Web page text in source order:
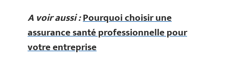
A voir aussi :Pourquoi choisir une
assurance santé professionnelle pour
votre entreprise